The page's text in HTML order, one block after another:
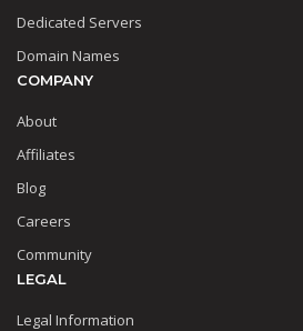
Dedicated Servers
Domain Names
COMPANY
About
Affiliates
Blog
Careers
Community
LEGAL
Legal Information